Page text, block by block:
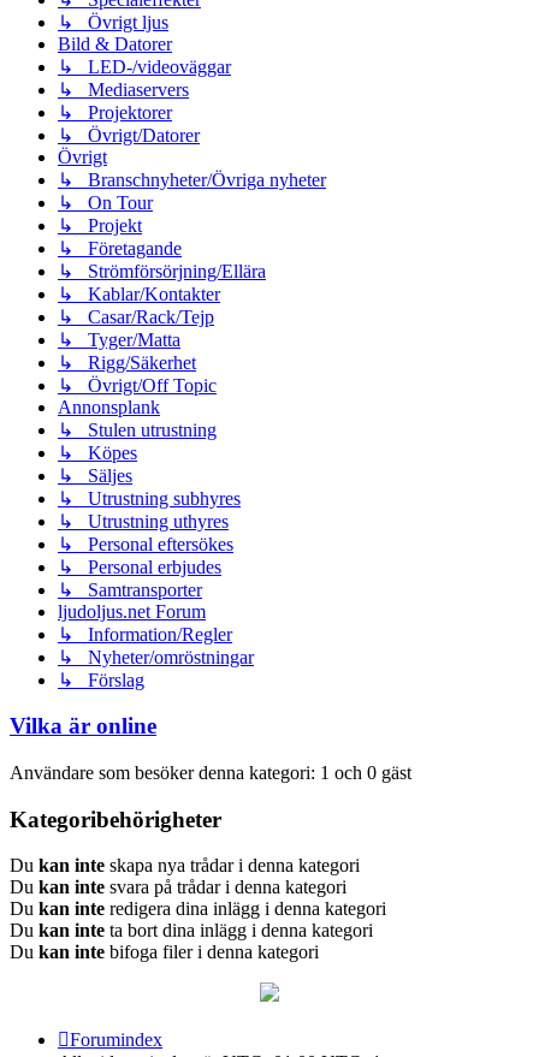
↳ Övrigt ljus
Bild & Datorer
↳ LED-/videoväggar
↳ Mediaservers
↳ Projektorer
↳ Övrigt/Datorer
Övrigt
↳ Branschnyheter/Övriga nyheter
↳ On Tour
↳ Projekt
↳ Företagande
↳ Strömförsörjning/Ellära
↳ Kablar/Kontakter
↳ Casar/Rack/Tejp
↳ Tyger/Matta
↳ Rigg/Säkerhet
↳ Övrigt/Off Topic
Annonsplank
↳ Stulen utrustning
↳ Köpes
↳ Säljes
↳ Utrustning subhyres
↳ Utrustning uthyres
↳ Personal eftersökes
↳ Personal erbjudes
↳ Samtransporter
ljudoljus.net Forum
↳ Information/Regler
↳ Nyheter/omröstningar
↳ Förslag
Vilka är online
Användare som besöker denna kategori: 1 och 0 gäst
Kategoribehörigheter
Du kan inte skapa nya trådar i denna kategori
Du kan inte svara på trådar i denna kategori
Du kan inte redigera dina inlägg i denna kategori
Du kan inte ta bort dina inlägg i denna kategori
Du kan inte bifoga filer i denna kategori
Forumindex